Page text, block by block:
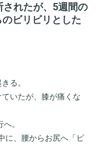
れたが、5週間の
ビリビリとした
る。
いたが、膝が痛くな
。
に、腰からお尻へ「ピ